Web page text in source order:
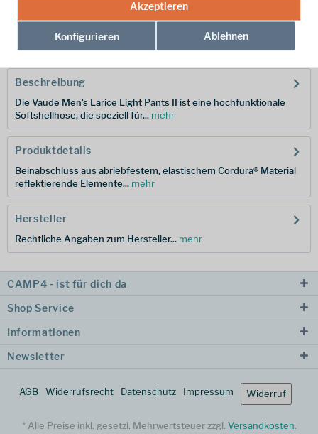
Hersteller-Nr.:
Beschreibung
Die Vaude Men's Larice Light Pants II ist eine hochfunktionale
Softshellhose, die speziell für... mehr
Produktdetails
Beinabschluss aus abriebfestem, elastischem Cordura® Material
reflektierende Elemente... mehr
Hersteller
Rechtliche Angaben zum Hersteller... mehr
CAMP4 - ist für dich da
Shop Service
Informationen
Newsletter
AGB Widerrufsrecht Datenschutz Impressum Widerruf
* Alle Preise inkl. gesetzl. Mehrwertsteuer zzgl. Versandkosten.
Akzeptieren
Konfigurieren Ablehnen